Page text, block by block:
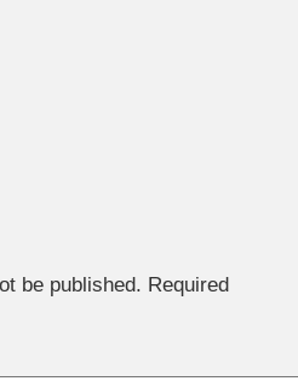
be published. Required